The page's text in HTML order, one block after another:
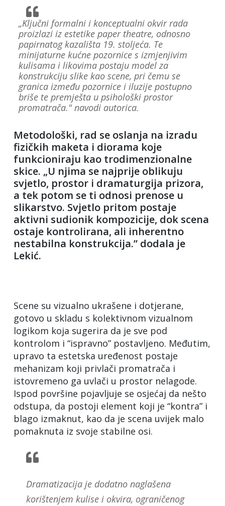
„Ključni formalni i konceptualni okvir rada
proizlazi iz estetike paper theatre, odnosno
papirnatog kazališta 19. stoljeća. Te
minijaturne kućne pozornice s izmjenjivim
kulisama i likovima postaju model za
konstrukciju slike kao scene, pri čemu se
granica između pozornice i iluzije postupno
briše te premješta u psihološki prostor
promatrača." navodi autorica.
Metodološki, rad se oslanja na izradu
fizičkih maketa i diorama koje
funkcioniraju kao trodimenzionalne
skice. „U njima se najprije oblikuju
svjetlo, prostor i dramaturgija prizora,
a tek potom se ti odnosi prenose u
slikarstvo. Svjetlo pritom postaje
aktivni sudionik kompozicije, dok scena
ostaje kontrolirana, ali inherentno
nestabilna konstrukcija.” dodala je
Lekić.
Scene su vizualno ukrašene i dotjerane,
gotovo u skladu s kolektivnom vizualnom
logikom koja sugerira da je sve pod
kontrolom i “ispravno” postavljeno. Međutim,
upravo ta estetska uređenost postaje
mehanizam koji privlači promatrača i
istovremeno ga uvlači u prostor nelagode.
Ispod površine pojavljuje se osjećaj da nešto
odstupa, da postoji element koji je “kontra” i
blago izmaknut, kao da je scena uvijek malo
pomaknuta iz svoje stabilne osi.
Dramatizacija je dodatno naglašena
korištenjem kulise i okvira, ograničenog